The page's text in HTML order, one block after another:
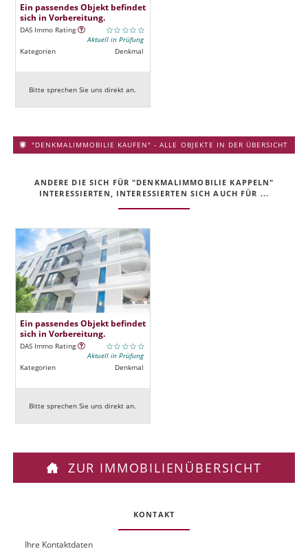
Ein passendes Objekt befindet
sich in Vorbereitung.
DAS Immo Rating
Aktuell in Prüfung
Kategorien
Denkmal
Bitte sprechen Sie uns direkt an.
"DENKMALIMMOBILIE KAUFEN" - ALLE OBJEKTE IN DER ÜBERSICHT
ANDERE DIE SICH FÜR "DENKMALIMMOBILIE KAPPELN"
INTERESSIERTEN, INTERESSIERTEN SICH AUCH FÜR ...
Ein passendes Objekt befindet
sich in Vorbereitung.
DAS Immo Rating
Aktuell in Prüfung
Kategorien
Denkmal
Bitte sprechen Sie uns direkt an.
ZUR IMMOBILIENÜBERSICHT
KONTAKT
OUIhre Kontaktdaten